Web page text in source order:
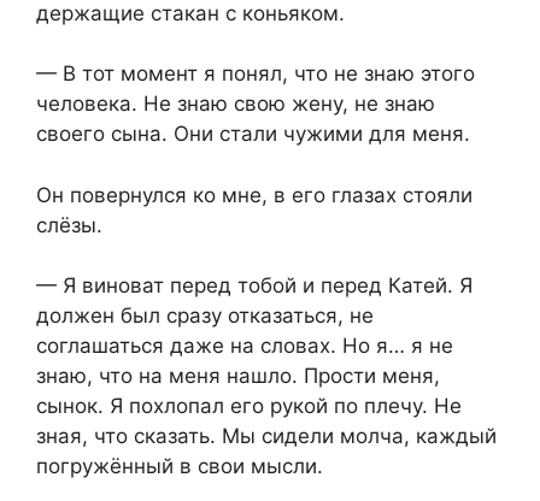
держащие стакан с коньяком.
— В тот момент я понял, что не знаю этого
человека. Не знаю свою жену, не знаю
своего сына. Они стали чужими для меня.
Он повернулся ко мне, в его глазах стояли
слёзы.
— Я виноват перед тобой и перед Катей. Я
должен был сразу отказаться, не
соглашаться даже на словах. Но я… я не
знаю, что на меня нашло. Прости меня,
сынок. Я похлопал его рукой по плечу. Не
зная, что сказать. Мы сидели молча, каждый
погружённый в свои мысли.